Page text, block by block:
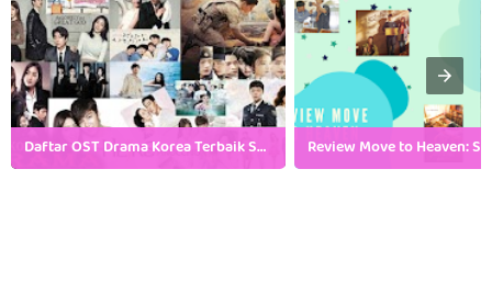
Daftar OST Drama Korea Terbaik Sepanjang Masa, Ada Favoritmu?